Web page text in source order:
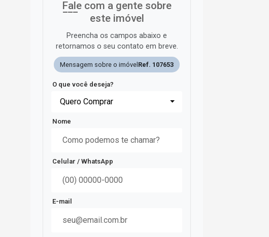
Fale com a gente sobre
este imóvel
Preencha os campos abaixo e
retornamos o seu contato em breve.
Mensagem sobre o imóvel Ref. 107653
O que você deseja?
Quero Comprar
Nome
Celular / WhatsApp
E-mail